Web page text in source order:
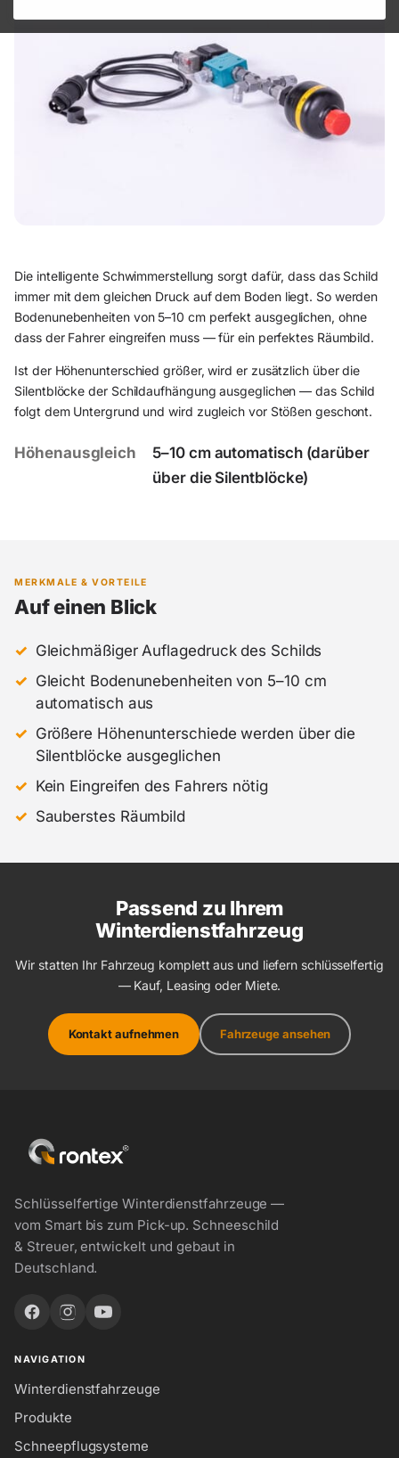
Die intelligente Schwimmerstellung sorgt dafür, dass das Schild
immer mit dem gleichen Druck auf dem Boden liegt. So werden
Bodenunebenheiten von 5–10 cm perfekt ausgeglichen, ohne
dass der Fahrer eingreifen muss — für ein perfektes Räumbild.
Ist der Höhenunterschied größer, wird er zusätzlich über die
Silentblöcke der Schildaufhängung ausgeglichen — das Schild
folgt dem Untergrund und wird zugleich vor Stößen geschont.
Höhenausgleich
5–10 cm automatisch (darüber
über die Silentblöcke)
MERKMALE & VORTEILE
Auf einen Blick
Gleichmäßiger Auflagedruck des Schilds
Gleicht Bodenunebenheiten von 5–10 cm
automatisch aus
Größere Höhenunterschiede werden über die
Silentblöcke ausgeglichen
Kein Eingreifen des Fahrers nötig
Sauberstes Räumbild
Passend zu Ihrem
Winterdienstfahrzeug
Wir statten Ihr Fahrzeug komplett aus und liefern schlüsselfertig
— Kauf, Leasing oder Miete.
Kontakt aufnehmen Fahrzeuge ansehen
Schlüsselfertige Winterdienstfahrzeuge —
vom Smart bis zum Pick-up. Schneeschild
& Streuer, entwickelt und gebaut in
Deutschland.
NAVIGATION
Winterdienstfahrzeuge
Produkte
Schneepflugsysteme